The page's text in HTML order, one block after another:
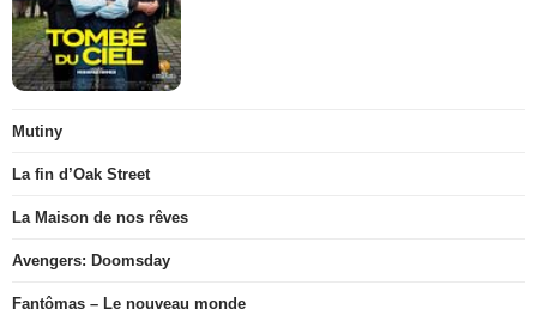
Mutiny
La fin d’Oak Street
La Maison de nos rêves
Avengers: Doomsday
Fantômas – Le nouveau monde